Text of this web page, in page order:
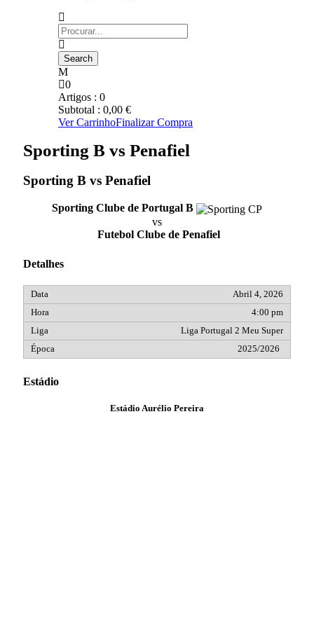
0
Artigos : 0
Subtotal : 0,00 €
Ver CarrinhoFinalizar Compra
Sporting B vs Penafiel
Sporting B vs Penafiel
Sporting Clube de Portugal B
vs
Futebol Clube de Penafiel
Detalhes
Abril 4, 2026
4:00 pm
Liga Portugal 2 Meu Super
2025/2026
Estádio
Estádio Aurélio Pereira